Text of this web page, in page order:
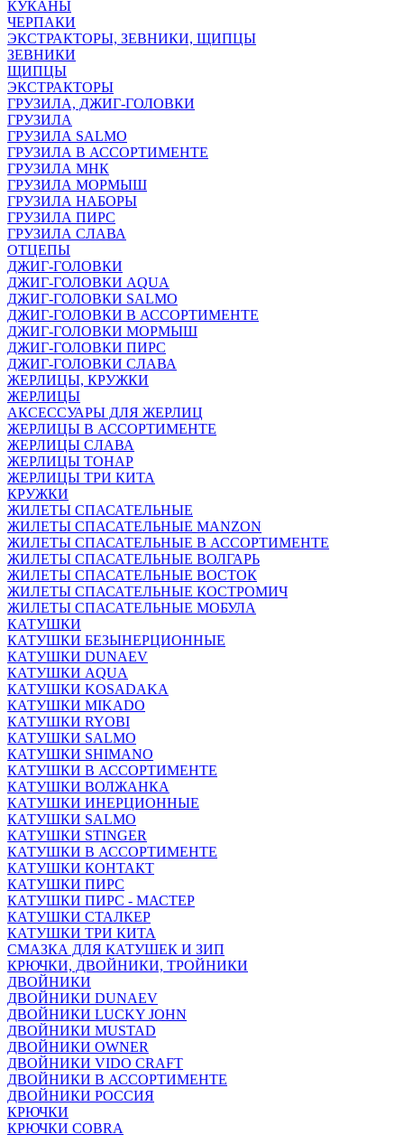
КУКАНЫ
ЧЕРПАКИ
ЭКСТРАКТОРЫ, ЗЕВНИКИ, ЩИПЦЫ
ЗЕВНИКИ
ЩИПЦЫ
ЭКСТРАКТОРЫ
ГРУЗИЛА, ДЖИГ-ГОЛОВКИ
ГРУЗИЛА
ГРУЗИЛА SALMO
ГРУЗИЛА В АССОРТИМЕНТЕ
ГРУЗИЛА МНК
ГРУЗИЛА МОРМЫШ
ГРУЗИЛА НАБОРЫ
ГРУЗИЛА ПИРС
ГРУЗИЛА СЛАВА
ОТЦЕПЫ
ДЖИГ-ГОЛОВКИ
ДЖИГ-ГОЛОВКИ AQUA
ДЖИГ-ГОЛОВКИ SALMO
ДЖИГ-ГОЛОВКИ В АССОРТИМЕНТЕ
ДЖИГ-ГОЛОВКИ МОРМЫШ
ДЖИГ-ГОЛОВКИ ПИРС
ДЖИГ-ГОЛОВКИ СЛАВА
ЖЕРЛИЦЫ, КРУЖКИ
ЖЕРЛИЦЫ
АКСЕССУАРЫ ДЛЯ ЖЕРЛИЦ
ЖЕРЛИЦЫ В АССОРТИМЕНТЕ
ЖЕРЛИЦЫ СЛАВА
ЖЕРЛИЦЫ ТОНАР
ЖЕРЛИЦЫ ТРИ КИТА
КРУЖКИ
ЖИЛЕТЫ СПАСАТЕЛЬНЫЕ
ЖИЛЕТЫ СПАСАТЕЛЬНЫЕ MANZON
ЖИЛЕТЫ СПАСАТЕЛЬНЫЕ В АССОРТИМЕНТЕ
ЖИЛЕТЫ СПАСАТЕЛЬНЫЕ ВОЛГАРЬ
ЖИЛЕТЫ СПАСАТЕЛЬНЫЕ ВОСТОК
ЖИЛЕТЫ СПАСАТЕЛЬНЫЕ КОСТРОМИЧ
ЖИЛЕТЫ СПАСАТЕЛЬНЫЕ МОБУЛА
КАТУШКИ
КАТУШКИ БЕЗЫНЕРЦИОННЫЕ
КАТУШКИ DUNAEV
КАТУШКИ AQUA
КАТУШКИ KOSADAKA
КАТУШКИ MIKADO
КАТУШКИ RYOBI
КАТУШКИ SALMO
КАТУШКИ SHIMANO
КАТУШКИ В АССОРТИМЕНТЕ
КАТУШКИ ВОЛЖАНКА
КАТУШКИ ИНЕРЦИОННЫЕ
КАТУШКИ SALMO
КАТУШКИ STINGER
КАТУШКИ В АССОРТИМЕНТЕ
КАТУШКИ КОНТАКТ
КАТУШКИ ПИРС
КАТУШКИ ПИРС - МАСТЕР
КАТУШКИ СТАЛКЕР
КАТУШКИ ТРИ КИТА
СМАЗКА ДЛЯ КАТУШЕК И ЗИП
КРЮЧКИ, ДВОЙНИКИ, ТРОЙНИКИ
ДВОЙНИКИ
ДВОЙНИКИ DUNAEV
ДВОЙНИКИ LUCKY JOHN
ДВОЙНИКИ MUSTAD
ДВОЙНИКИ OWNER
ДВОЙНИКИ VIDO CRAFT
ДВОЙНИКИ В АССОРТИМЕНТЕ
ДВОЙНИКИ РОССИЯ
КРЮЧКИ
КРЮЧКИ COBRA